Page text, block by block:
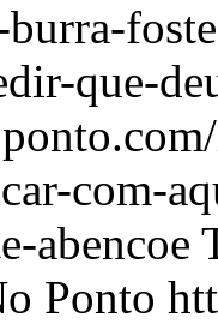
que-
com-
abencoe
Ponto